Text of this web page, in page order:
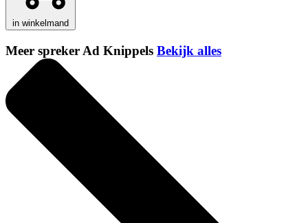
in winkelmand
Meer spreker Ad Knippels Bekijk alles